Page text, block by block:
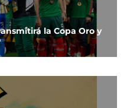
la Copa Oro y